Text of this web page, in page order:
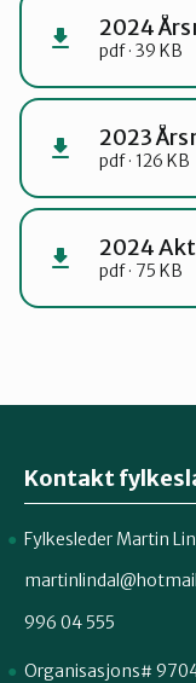
pdf · 39 KB
pdf · 126 KB
pdf · 75 KB
Kontakt
Fylkesleder Martin
996 04 555
Organisasjons#